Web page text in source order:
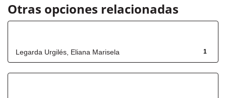
Otras opciones relacionadas
1
Legarda Urgilés, Eliana Marisela